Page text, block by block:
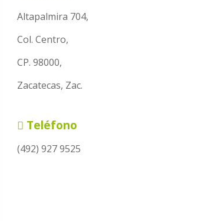
Altapalmira 704,
Col. Centro,
CP. 98000,
Zacatecas, Zac.
Teléfono
(492) 927 9525